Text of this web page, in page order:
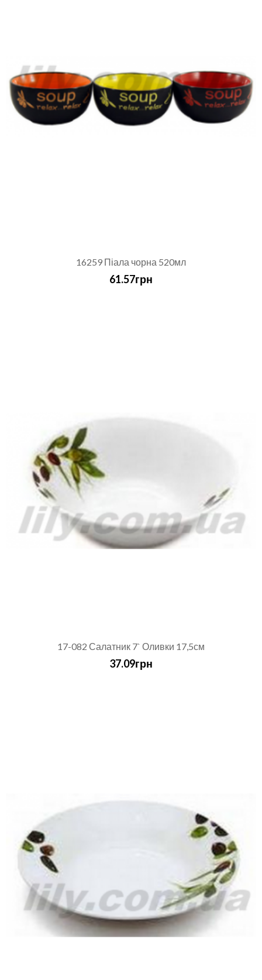
16259 Піала чорна 520мл
61.57грн
17-082 Салатник 7` Оливки 17,5см
37.09грн